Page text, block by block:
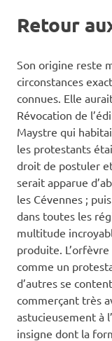
Retour
Son origine reste
circonstances
connues. Elle
Révocation de
Maystre qui
les protestants
droit de postuler
serait apparue
les Cévennes ;
dans toutes les
multitude
produite.
comme un
d’autres se
commerçant très
astucieusement à
insigne dont la